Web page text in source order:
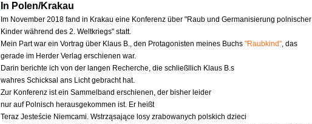
In Polen/Krakau
Im November 2018 fand in Krakau eine Konferenz über "Raub und Germanisierung polnischer
Kinder während des 2. Weltkriegs" statt.
Mein Part war ein Vortrag über Klaus B., den Protagonisten meines Buchs "Raubkind", das
gerade im Herder Verlag erschienen war.
Darin berichte ich von der langen Recherche, die schließllich Klaus B.s
wahres Schicksal ans Licht gebracht hat.
Zur Konferenz ist ein Sammelband erschienen, der bisher leider
nur auf Polnisch herausgekommen ist. Er heißt
Teraz Jesteście Niemcami. Wstrząsające losy zrabowanych polskich dzieci